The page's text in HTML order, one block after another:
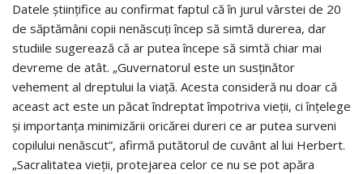
Datele științifice au confirmat faptul că în jurul vârstei de 20
de săptămâni copii nenăscuți încep să simtă durerea, dar
studiile sugerează că ar putea începe să simtă chiar mai
devreme de atât. „Guvernatorul este un susținător
vehement al dreptului la viață. Acesta consideră nu doar că
aceast act este un păcat îndreptat împotriva vieții, ci înțelege
și importanța minimizării oricărei dureri ce ar putea surveni
copilului nenăscut”, afirmă putătorul de cuvânt al lui Herbert.
„Sacralitatea vieții, protejarea celor ce nu se pot apăra